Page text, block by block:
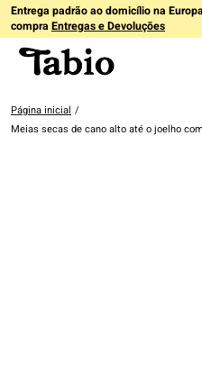
Entrega padrão ao domicílio na
compra Entregas e Devoluções
Página inicial /
Meias secas de cano alto até o joelho